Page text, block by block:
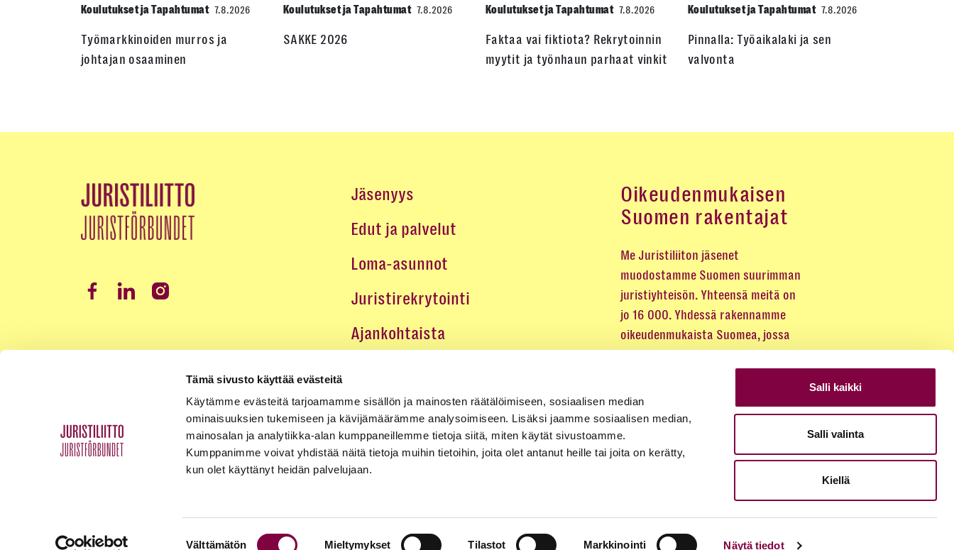
Tämä sivusto käyttää evästeitä
Käytämme evästeitä tarjoamamme sisällön ja mainosten räätälöimiseen, sosiaalisen median
ominaisuuksien tukemiseen ja kävijämäärämme analysoimiseen. Lisäksi jaamme sosiaalisen median,
mainosalan ja analytiikka-alan kumppaneillemme tietoja siitä, miten käytät sivustoamme.
Kumppanimme voivat yhdistää näitä tietoja muihin tietoihin, joita olet antanut heille tai joita on kerätty,
kun olet käyttänyt heidän palvelujaan.
Välttämätön Mieltymykset Tilastot Markkinointi Näytä tiedot
Salli kaikki
Salli valinta
Kiellä
Koulutukset ja Tapahtumat 7.8.2026
Työmarkkinoiden murros ja
johtajan osaaminen
Koulutukset ja Tapahtumat 7.8.2026
SAKKE 2026
Koulutukset ja Tapahtumat 7.8.2026
Faktaa vai fiktiota? Rekrytoinnin
myytit ja työnhaun parhaat vinkit
Koulutukset ja Tapahtumat 7.8.2026
Pinnalla: Työaikalaki ja sen
valvonta
Jäsenyys
Edut ja palvelut
Loma-asunnot
Juristirekrytointi
Ajankohtaista
Koulutukset ja tapahtumat
Yhteystiedot
Oikeudenmukaisen
Suomen rakentajat
Me Juristiliiton jäsenet
muodostamme Suomen suurimman
juristiyhteisön. Yhteensä meitä on
jo 16 000. Yhdessä rakennamme
oikeudenmukaista Suomea, jossa